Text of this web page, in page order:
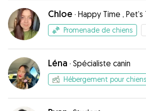
Chloe · Happy Time , Pet’s
Promenade de chiens
Léna · Spécialiste canin
Hébergement pour chiens